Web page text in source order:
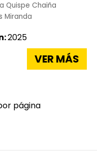
Quispe Chaiña
Miranda
2025
VER MÁS
página